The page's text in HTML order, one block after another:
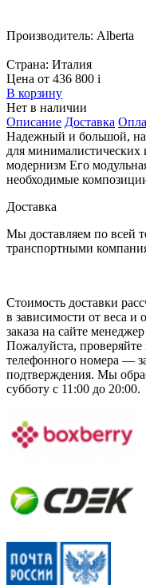
Производитель: Alberta
Страна: Италия
Цена от 436 800 i
В корзину
Нет в наличии
Описание Доставка
Надежный и большой, на
для минималистических
модернизм Его
необходимые
Доставка
Мы доставляем по всей
транспортными
Стоимость доставки
в зависимости от веса и
заказа на сайте
Пожалуйста, проверяйте
телефонного номера —
подтверждения. Мы
субботу с 11:00 до 20:00.